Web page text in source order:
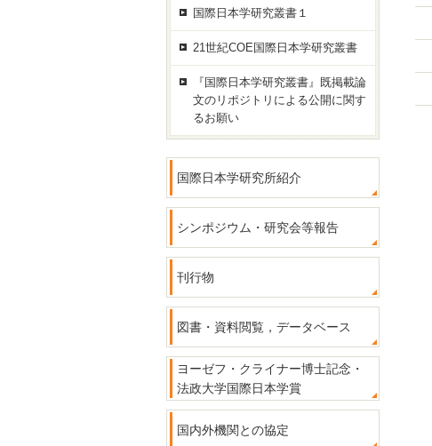
国際日本学研究叢書１
21世紀COE国際日本学研究叢書
『国際日本学研究叢書』既掲載論
文のリポジトリによる公開に関す
るお願い
国際日本学研究所紹介
シンポジウム・研究会等報告
刊行物
図書・資料閲覧，データベース
ヨーゼフ・クライナー博士記念・
法政大学国際日本学賞
国内外機関との協定